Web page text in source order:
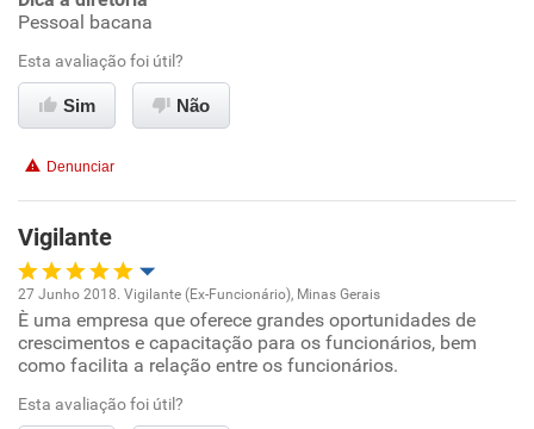
Recomenda esta empresa
Pessoal bacana
Esta avaliação foi útil?
Sim Não
Denunciar
Vigilante
Oportunidade de promoção
Ambiente de trabalho
27 Junho 2018. Vigilante (Ex-Funcionário), Minas Gerais
È uma empresa que oferece grandes oportunidades de
crescimentos e capacitação para os funcionários, bem
como facilita a relação entre os funcionários.
Esta avaliação foi útil?